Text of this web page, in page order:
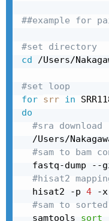
##example for
#set directory
cd /Users/
#set loop
for srr in
do
#sra download
/Users/
#sam to bam
fastq-dump --
#hisat2
  hisat2 -p
4 -x
#sam to sorted
  samtools
sort